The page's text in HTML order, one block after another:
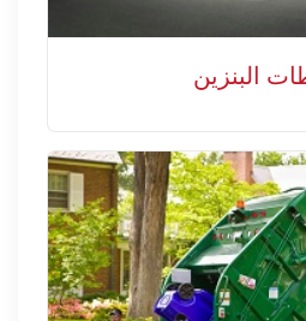
البنزين